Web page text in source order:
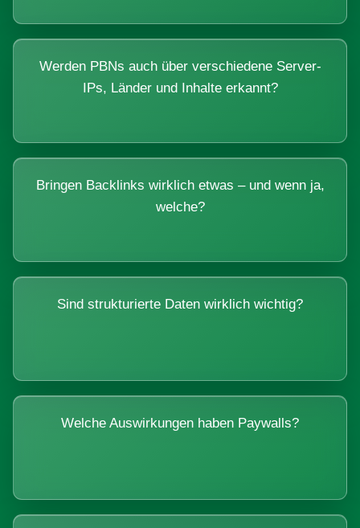
Werden PBNs auch über verschiedene Server-
IPs, Länder und Inhalte erkannt?
Bringen Backlinks wirklich etwas – und wenn ja,
welche?
Sind strukturierte Daten wirklich wichtig?
Welche Auswirkungen haben Paywalls?